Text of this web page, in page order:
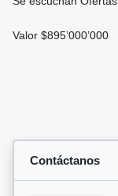
Valor $895’000’000
Contáctanos